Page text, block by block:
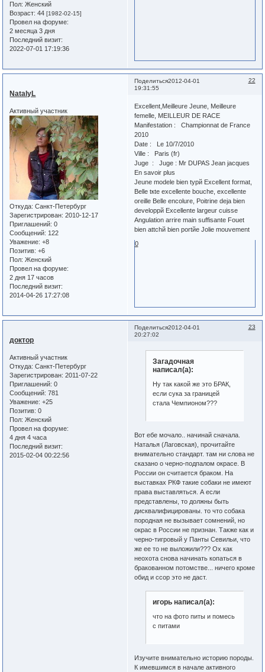
Пол: Женский
Возраст: 44[1982-02-15]
Провел на форуме:
2 месяца 3 дня
Последний визит:
2022-07-01 17:19:36
Поделиться 22
2012-04-01
19:31:55
NatalyL
Активный участник
Откуда: Санкт-Петербург
Зарегистрирован: 2010-12-17
Приглашений: 0
Сообщений: 122
Уважение: +8
Позитив: +6
Пол: Женский
Провел на форуме:
2 дня 17 часов
Последний визит:
2014-04-26 17:27:08
Excellent,Meilleure Jeune, Meilleure
femelle, MEILLEUR DE RACE
Manifestation : Championnat de France
2010
Date : Le 10/7/2010
Ville : Paris (fr)
Juge : Juge : Mr DUPAS Jean jacques
En savoir plus
Jeune modele bien typй Excellent format,
Belle tкte excellente bouche, excellente
oreille Belle encolure, Poitrine deja bien
developpй Excellente largeur cuisse
Angulation arrire main suffisante Fouet
bien attchй bien portйe Jolie mouvement
0
Поделиться 23
2012-04-01
20:27:02
доктор
Активный участник
Откуда: Санкт-Петербург
Зарегистрирован: 2011-07-22
Приглашений: 0
Сообщений: 781
Уважение: +25
Позитив: 0
Пол: Женский
Провел на форуме:
4 дня 4 часа
Последний визит:
2015-02-04 00:22:56
Загадочная
написал(а):
Ну так какой же это БРАК,
если сука за границей
стала Чемпионом???
Вот ебе мочало.. начинай сначала.
Наталья (Лаговская), прочитайте
внимательно стандарт. там ни слова не
сказано о черно-подпалом окрасе. В
России он считается браком. На
выставках РКФ такие собаки не имеют
права выставляться. А если
представлены, то должны быть
дисквалифицированы. то что собака
породная не вызывает сомнений, но
окрас в России не признан. Также как и
черно-тигровый у Панты Севильи, что
же ее то не выложили??? Ох как
неохота снова начинать копаться в
бракованном потомстве... ничего кроме
обид и ссор это не даст.
игорь написал(а):
что на фото питы и помесь
с питами
Изучите внимательно историю породы.
К имевшимся в начале активного